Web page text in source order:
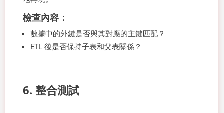
檢查內容：
數據中的外鍵是否與其對應的主鍵匹配？
ETL 後是否保持子表和父表關係？
6. 整合測試